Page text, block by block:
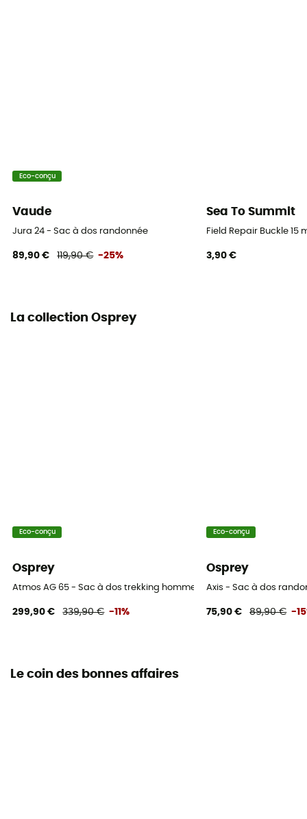
Sangles de compression
Oui
Eco-conçu
Vaude
Jura 24 - Sac à dos randonnée
89,90 € 119,90 € -25%
Sea To Summit
Field Repair Buckle
3,90 €
La collection Osprey
Eco-conçu
Osprey
Atmos AG 65 - Sac à dos trekking homme
299,90 € 339,90 € -11%
Eco-conçu
Osprey
Axis - Sac à dos
75,90 € 89,90 € -
Le coin des bonnes affaires